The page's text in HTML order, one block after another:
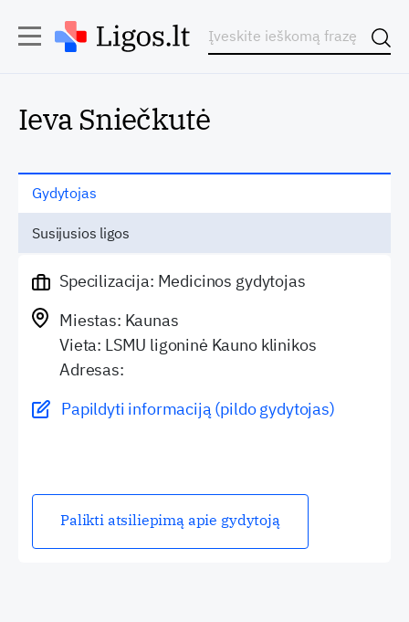
Ieva Sniečkutė
Gydytojas
Susijusios ligos
Specilizacija: Medicinos gydytojas
Miestas: Kaunas
Vieta: LSMU ligoninė Kauno klinikos
Adresas:
Papildyti informaciją (pildo gydytojas)
Palikti atsiliepimą apie gydytoją